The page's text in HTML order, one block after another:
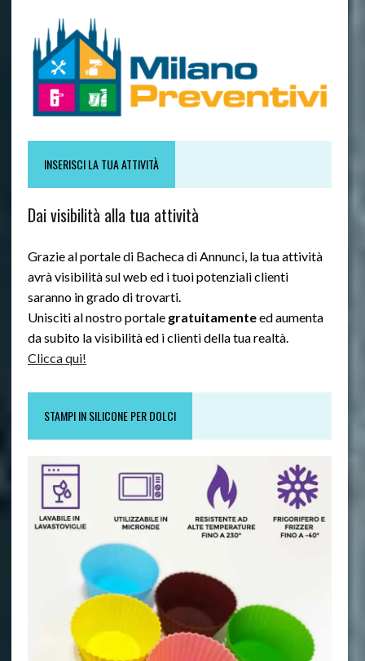
INSERISCI LA TUA ATTIVITÀ
Dai visibilità alla tua attività
Grazie al portale di Bacheca di Annunci, la tua attività
avrà visibilità sul web ed i tuoi potenziali clienti
saranno in grado di trovarti.
Unisciti al nostro portale gratuitamenteed aumenta
da subito la visibilità ed i clienti della tua realtà.
Clicca qui!
STAMPI IN SILICONE PER DOLCI